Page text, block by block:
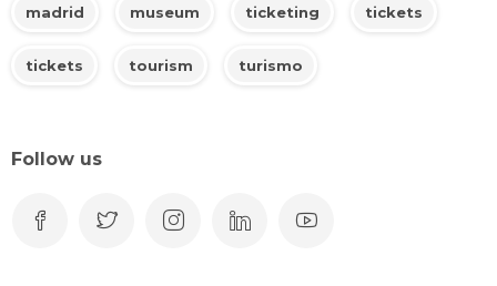
madrid museum ticketing tickets
tickets tourism turismo
Follow us